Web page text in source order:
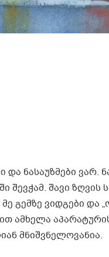
ნასაუზმები ვარ.
შევჭამ. შავი
გემზე ვიდგები
მნიშვნელოვანია.